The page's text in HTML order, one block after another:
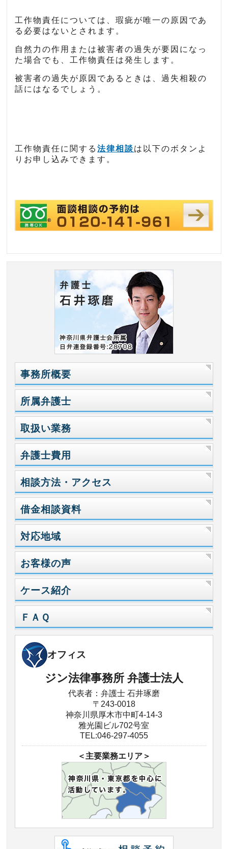
工作物責任については、瑕疵が唯一の原因であ
る必要はないとされます。
自然力の作用または被害者の過失が要因になっ
た場合でも、工作物責任は発生します。
被害者の過失が原因であるときは、過失相殺の
話にはなるでしょう。
工作物責任に関する法律相談は以下のボタンよ
りお申し込みできます。
事務所概要
所属弁護士
取扱い業務
弁護士費用
相談方法・アクセス
借金相談資料
対応地域
お客様の声
ケース紹介
ＦＡＱ
オフィス
ジン法律事務所 弁護士法人
代表者：弁護士 石井琢磨
〒243-0018
神奈川県厚木市中町4-14-3
雅光園ビル702号室
TEL:046-297-4055
＜主要業務エリア＞